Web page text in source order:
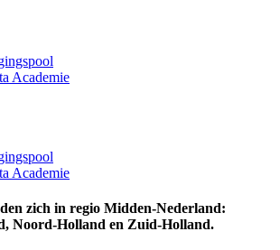
Academie
Academie
zich in regio Midden-Nederland:
Noord-Holland en Zuid-Holland.